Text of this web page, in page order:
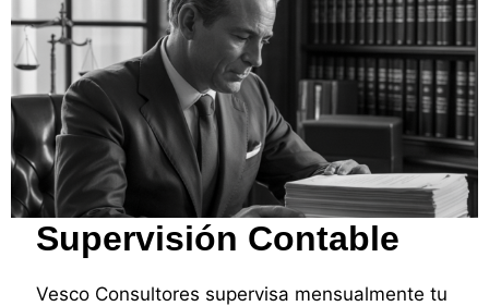
Supervisión Contable
Vesco Consultores supervisa mensualmente tu